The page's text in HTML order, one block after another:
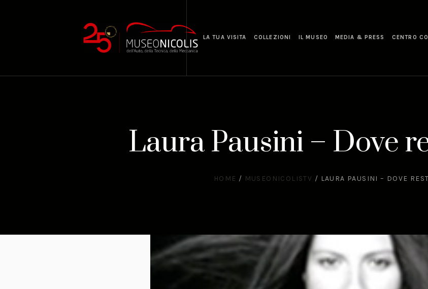
LA TUA VISITA COLLEZIONI IL MUSEO MEDIA & PRESS CENTRO
Laura Pausini – Dove
HOME / MUSEONICOLISTV / LAURA PAUSINI – DOVE